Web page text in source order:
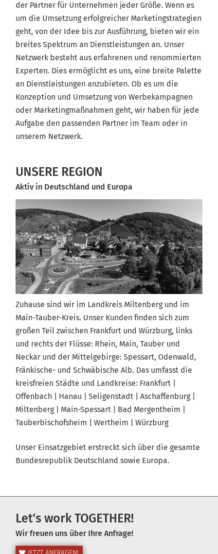
der Partner für Unternehmen jeder Größe. Wenn es
um die Umsetzung erfolgreicher Marketingstrategien
geht, von der Idee bis zur Ausführung, bieten wir ein
breites Spektrum an Dienstleistungen an. Unser
Netzwerk besteht aus erfahrenen und renommierten
Experten. Dies ermöglicht es uns, eine breite Palette
an Dienstleistungen anzubieten. Ob es um die
Konzeption und Umsetzung von Werbekampagnen
oder Marketingmaßnahmen geht, wir haben für jede
Aufgabe den passenden Partner im Team oder in
unserem Netzwerk.
UNSERE REGION
Aktiv in Deutschland und Europa
KLINGENBERG AM MAIN
Zuhause sind wir im Landkreis Miltenberg und im
Main-Tauber-Kreis. Unser Kunden finden sich zum
großen Teil zwischen Frankfurt und Würzburg, links
und rechts der Flüsse: Rhein, Main, Tauber und
Neckar und der Mittelgebirge: Spessart, Odenwald,
Fränkische- und Schwäbische Alb. Das umfasst die
kreisfreien Städte und Landkreise: Frankfurt |
Offenbach | Hanau | Seligenstadt | Aschaffenburg |
Miltenberg | Main-Spessart | Bad Mergentheim |
Tauberbischofsheim | Wertheim | Würzburg
Unser Einsatzgebiet erstreckt sich über die gesamte
Bundesrepublik Deutschland sowie Europa.
Let‘s work TOGETHER!
Wir freuen uns über Ihre Anfrage!